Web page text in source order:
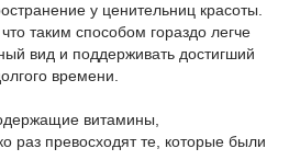
у ценительниц красоты.
таким способом гораздо легче
вид и поддерживать достигший
времени.
витамины,
раз превосходят те, которые были